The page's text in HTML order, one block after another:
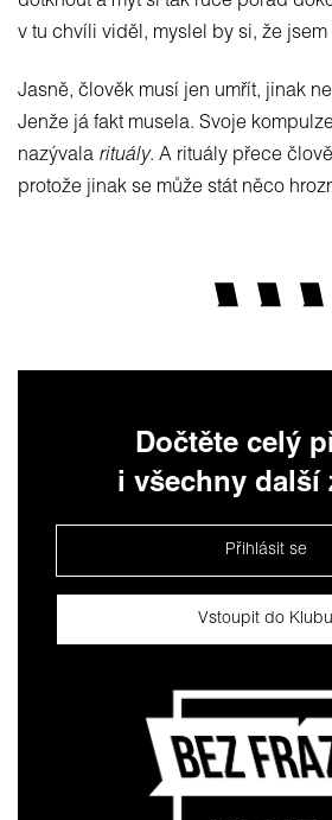
v tu chvíli viděl, myslel by si, že jsem
Jasně, člověk musí jen umřít, jinak
Jenže já fakt musela. Svoje
nazývala rituály. A rituály přece
protože jinak se může stát něco
Dočtěte celý
i všechny další
Přihlásit se
Vstoupit do Klubu